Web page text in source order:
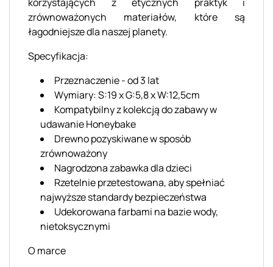
zrównoważonych materiałów, które są
łagodniejsze dla naszej planety.
Specyfikacja:
Przeznaczenie - od 3 lat
Wymiary: S:19 x G:5,8 x W:12,5cm
Kompatybilny z kolekcją do zabawy w
udawanie Honeybake
Drewno pozyskiwane w sposób
zrównoważony
Nagrodzona zabawka dla dzieci
Rzetelnie przetestowana, aby spełniać
najwyższe standardy bezpieczeństwa
Udekorowana farbami na bazie wody,
nietoksycznymi
O marce